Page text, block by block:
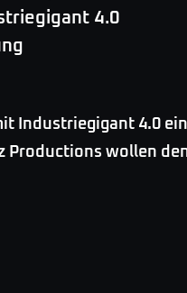
4.0
Industriegigant 4.0
wollen